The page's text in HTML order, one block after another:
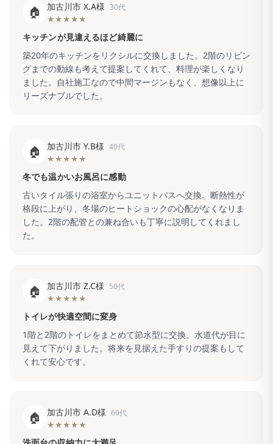
🏠 加古川市 X.A様 30代
★★★★★
キッチンが見違えるほど綺麗に
築20年のキッチンをリクシルに交換しました。2階のリビン
グまでの動線も考えて提案してくれて、料理が楽しくなり
ました。自社施工なので中間マージンもなく、想像以上に
リーズナブルでした。
🏠 加古川市 Y.B様 40代
★★★★★
冬でも温かいお風呂に感動
古いタイル張りの浴室からユニットバスへ交換。断熱性が
格段に上がり、冬場のヒートショックの心配がなくなりま
した。2階の配管との兼ね合いも丁寧に説明してくれまし
た。
🏠 加古川市 Z.C様 50代
★★★★★
トイレが快適空間に変身
1階と2階のトイレをまとめて節水型に交換。水道代が目に
見えて下がりました。将来を見据えた手すりの提案もして
くれて安心です。
🏠 加古川市 A.D様 60代
★★★★★